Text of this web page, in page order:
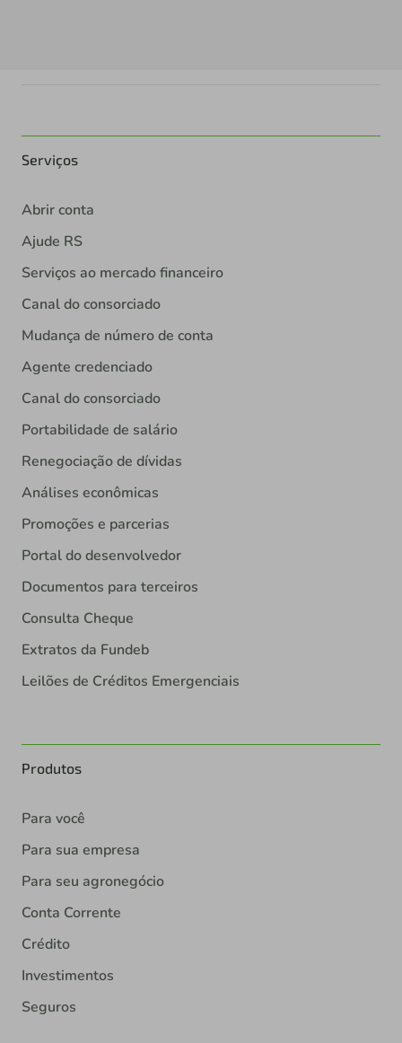
Serviços
Abrir conta
Ajude RS
Serviços ao mercado financeiro
Canal do consorciado
Mudança de número de conta
Agente credenciado
Canal do consorciado
Portabilidade de salário
Renegociação de dívidas
Análises econômicas
Promoções e parcerias
Portal do desenvolvedor
Documentos para terceiros
Consulta Cheque
Extratos da Fundeb
Leilões de Créditos Emergenciais
Produtos
Para você
Para sua empresa
Para seu agronegócio
Conta Corrente
Crédito
Investimentos
Seguros